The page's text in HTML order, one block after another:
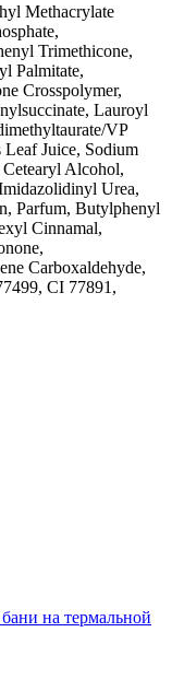
Methacrylate
Trimethicone,
Palmitate,
Crosspolymer,
Lauroyl
VP
Juice, Sodium
Cetearyl Alcohol,
Urea,
Parfum, Butylphenyl
Сinnamal,
Carboxaldehyde,
CI 77891,
на термальной